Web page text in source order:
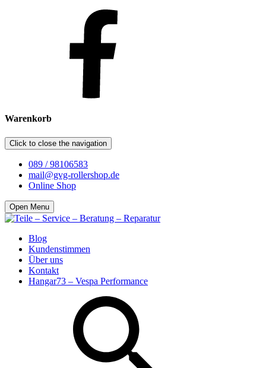
Warenkorb
Click to close the navigation
089 / 98106583
mail@gvg-rollershop.de
Online Shop
Open Menu
Blog
Kundenstimmen
Über uns
Kontakt
Hangar73 – Vespa Performance